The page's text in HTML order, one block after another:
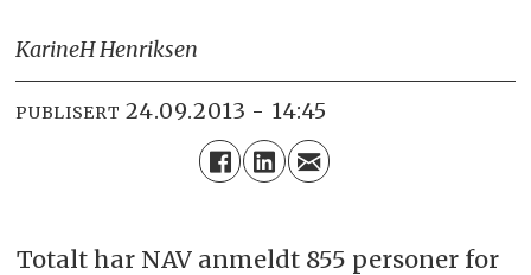
KarineH Henriksen
PUBLISERT 24.09.2013 - 14:45
Totalt har NAV anmeldt 855 personer for